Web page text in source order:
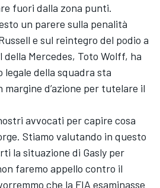
fuori dalla zona punti.
un parere sulla penalità
e sul reintegro del podio a
della Mercedes, Toto Wolff, ha
della squadra sta
d’azione per tutelare il
avvocati per capire cosa
Stiamo valutando in questo
la situazione di Gasly per
faremo appello contro il
che la FIA esaminasse